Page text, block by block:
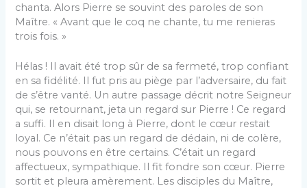
chanta. Alors Pierre se souvint des paroles de son
Maître. « Avant que le coq ne chante, tu me renieras
trois fois. »
Hélas ! Il avait été trop sûr de sa fermeté, trop confiant
en sa fidélité. Il fut pris au piège par l’adversaire, du fait
de s’être vanté. Un autre passage décrit notre Seigneur
qui, se retournant, jeta un regard sur Pierre ! Ce regard
a suffi. Il en disait long à Pierre, dont le cœur restait
loyal. Ce n’était pas un regard de dédain, ni de colère,
nous pouvons en être certains. C’était un regard
affectueux, sympathique. Il fit fondre son cœur. Pierre
sortit et pleura amèrement. Les disciples du Maître,